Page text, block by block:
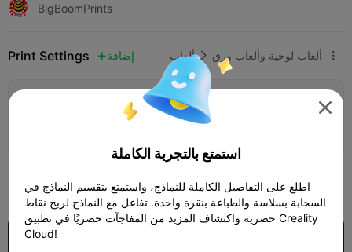
BigBoomPrints
Print Settings  إضافة ألعاب  ألعاب لوحية وألعاب ورق 
إضافة إعدادات الطباعة
250 

استمتع بالتجربة الكاملة
اطلع على التفاصيل الكاملة للنماذج، واستمتع بتقسيم النماذج في
السحابة بسلاسة والطباعة بنقرة واحدة. تفاعل مع النماذج لربح نقاط
حصرية واكتشاف المزيد من المفاجآت حصريًا في تطبيق Creality
Cloud!